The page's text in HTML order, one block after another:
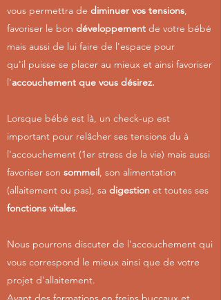
vous permettra de diminuer vos tensions,
favoriser le bon développement de votre bébé
mais aussi de lui faire de l'espace pour
qu'il puisse se placer au mieux et ainsi favoriser
l'accouchement que vous désirez.
Lorsque bébé est là, un check-up est
important pour relâcher ses tensions du à
l'accouchement (1er stress de la vie) mais aussi
favoriser son sommeil, son alimentation
(allaitement ou pas), sa digestion et toutes ses
fonctions vitales.
Nous pourrons discuter de l'accouchement qui
vous correspond le mieux ainsi que de votre
projet d'allaitement.